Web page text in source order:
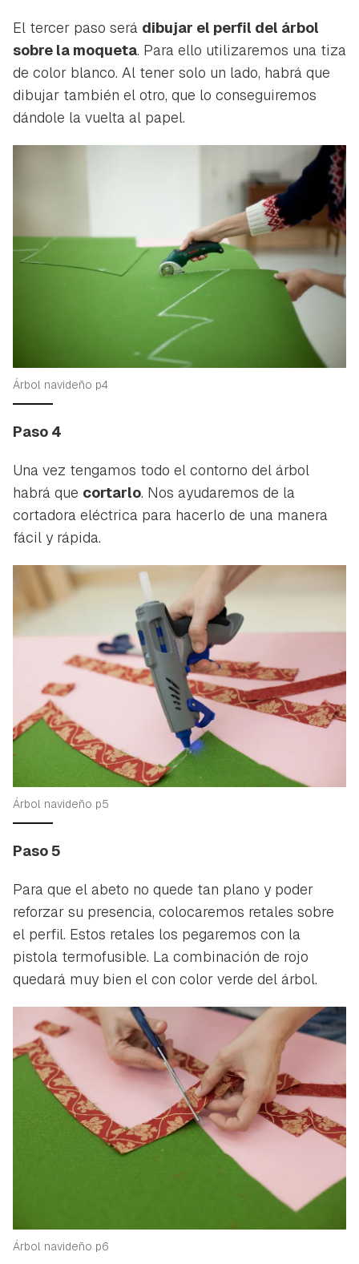
Para poder guardar como favorito, primero has de
El tercer paso será dibujar el perfil del árbol
sobre la moqueta. Para ello utilizaremos una tiza
de color blanco. Al tener solo un lado, habrá que
dibujar también el otro, que lo conseguiremos
dándole la vuelta al papel.
Árbol navideño p4
Paso 4
Una vez tengamos todo el contorno del árbol
habrá que cortarlo. Nos ayudaremos de la
cortadora eléctrica para hacerlo de una manera
fácil y rápida.
Árbol navideño p5
Paso 5
Para que el abeto no quede tan plano y poder
reforzar su presencia, colocaremos retales sobre
el perfil. Estos retales los pegaremos con la
pistola termofusible. La combinación de rojo
quedará muy bien el con color verde del árbol.
Árbol navideño p6
Contenido enviado